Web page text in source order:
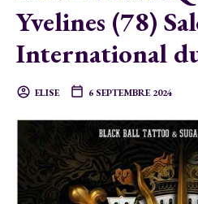
Yvelines (78)
International
ELISE 6 SEPTEMBRE 2024